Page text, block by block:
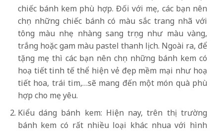
chiếc bánh kem phù hợp. Đối với mẹ, các bạn nên
chọn những chiếc bánh có màu sắc trang nhã với
tông màu nhẹ nhàng sang trọng như màu vàng,
trắng hoặc gam màu pastel thanh lịch. Ngoài ra, để
tặng mẹ thì các bạn nên chọn những bánh kem có
hoạ tiết tinh tế thể hiện vẻ đẹp mềm mại như hoạ
tiết hoa, trái tim,…sẽ mang đến một món quà phù
hợp cho mẹ yêu.
Kiểu dáng bánh kem: Hiện nay, trên thị trường
bánh kem có rất nhiều loại khác nhua với hình